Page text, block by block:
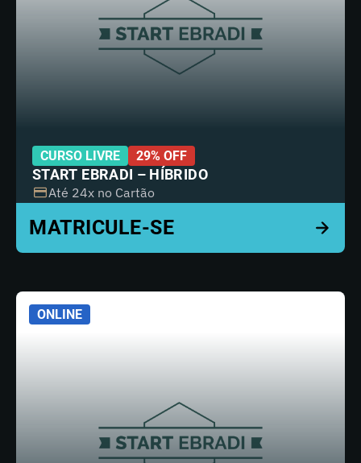
CURSO LIVRE 29% OFF
START EBRADI – HÍBRIDO
Até 24x no Cartão
ONLINE